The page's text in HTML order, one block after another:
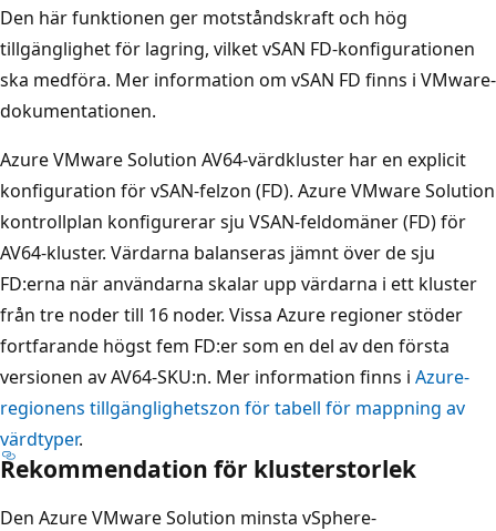
Den här funktionen ger motståndskraft och hög
tillgänglighet för lagring, vilket vSAN FD-konfigurationen
ska medföra. Mer information om vSAN FD finns i VMware-
dokumentationen.
Azure VMware Solution AV64-värdkluster har en explicit
konfiguration för vSAN-felzon (FD). Azure VMware Solution
kontrollplan konfigurerar sju VSAN-feldomäner (FD) för
AV64-kluster. Värdarna balanseras jämnt över de sju
FD:erna när användarna skalar upp värdarna i ett kluster
från tre noder till 16 noder. Vissa Azure regioner stöder
fortfarande högst fem FD:er som en del av den första
versionen av AV64-SKU:n. Mer information finns i Azure-
regionens tillgänglighetszon för tabell för mappning av
värdtyper.
Rekommendation för klusterstorlek
Den Azure VMware Solution minsta vSphere-